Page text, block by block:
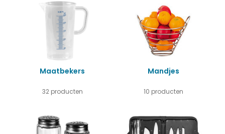
Maatbekers
32 producten
Mandjes
10 producten